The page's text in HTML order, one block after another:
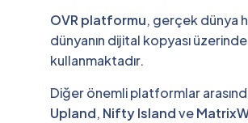
OVR platformu, gerçek dünya
dünyanın dijital kopyası
kullanmaktadır.
Diğer önemli platformlar
Upland, Nifty Islandve